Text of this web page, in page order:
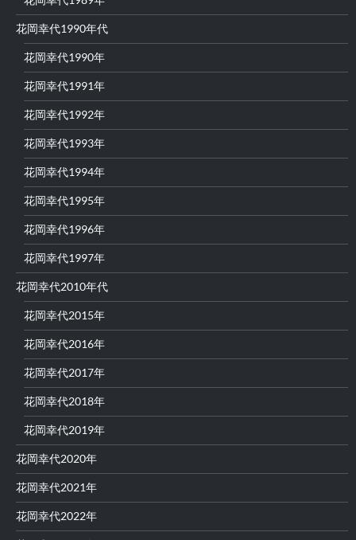
花岡幸代1990年代
花岡幸代1990年
花岡幸代1991年
花岡幸代1992年
花岡幸代1993年
花岡幸代1994年
花岡幸代1995年
花岡幸代1996年
花岡幸代1997年
花岡幸代2010年代
花岡幸代2015年
花岡幸代2016年
花岡幸代2017年
花岡幸代2018年
花岡幸代2019年
花岡幸代2020年
花岡幸代2021年
花岡幸代2022年